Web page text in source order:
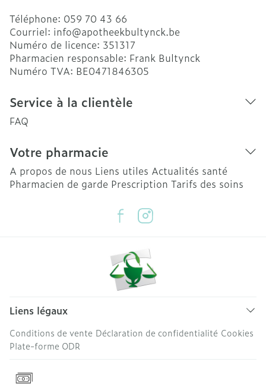
Téléphone: 059 70 43 66
Courriel: info@apotheekbultynck.be
Numéro de licence: 351317
Pharmacien responsable: Frank Bultynck
Numéro TVA: BE0471846305
Service à la clientèle
FAQ
Votre pharmacie
A propos de nous Liens utiles Actualités santé
Pharmacien de garde Prescription Tarifs des soins
Liens légaux
Conditions de vente Déclaration de confidentialité Cookies
Plate-forme ODR